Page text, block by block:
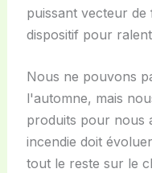
puissant vecteur
dispositif pour
Nous ne pouvons
l'automne, mais
produits pour nous
incendie doit
tout le reste sur le